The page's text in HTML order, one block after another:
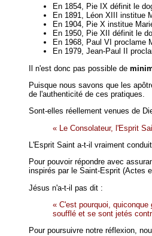
En 1854, Pie IX définit le
En 1891, Léon XIII institue
En 1904, Pie X institue
En 1950, Pie XII définit le
En 1968, Paul VI proclame
En 1979, Jean-Paul II
Il n'est donc pas possible de
Puisque nous savons que les
de l'authenticité de ces pratiques.
Sont-elles réellement venues de
« Le Consolateur, l'Esprit
L'Esprit Saint a-t-il vraiment
Pour pouvoir répondre avec
inspirés par le Saint-Esprit (Actes
Jésus n'a-t-il pas dit :
« C'est pourquoi, quiconque
soufflé et se sont jetés
Pour poursuivre notre réflexion,